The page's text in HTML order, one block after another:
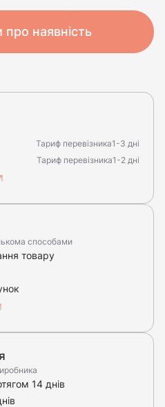
наявність
Тариф перевізника1-3 дні
Тариф перевізника1-2 дні
способами
товару
14 днів